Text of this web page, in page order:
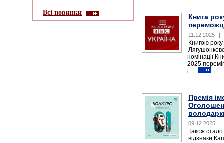
Всі новинки
Книга
11.12.2025 |
Книгою
номінації
2025
і...
Премія
09.12.2025 |
Також
відзнаки